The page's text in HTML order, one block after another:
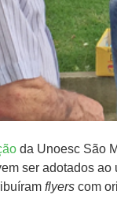
da Unoesc São
ser adotados
flyers com